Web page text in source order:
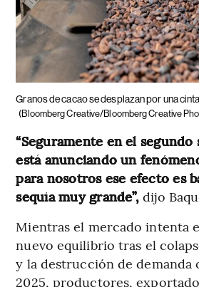
Granos de cacao se desplazan por una
(Bloomberg Creative/Bloomberg Creative
“Seguramente en el segundo
está anunciando un
para nosotros ese efecto es
sequía muy grande”,dijo
Mientras el mercado intenta
nuevo equilibrio tras el
y la destrucción de demanda
2025, productores,